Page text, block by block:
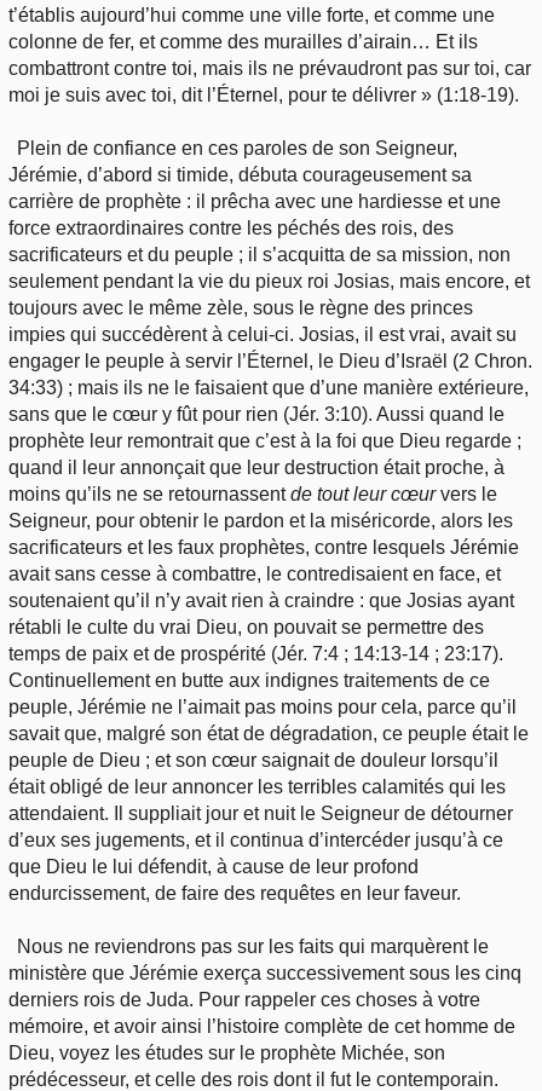
t’établis aujourd’hui comme une ville forte, et comme une
colonne de fer, et comme des murailles d’airain… Et ils
combattront contre toi, mais ils ne prévaudront pas sur toi, car
moi je suis avec toi, dit l’Éternel, pour te délivrer » (1:18-19).
Plein de confiance en ces paroles de son Seigneur,
Jérémie, d’abord si timide, débuta courageusement sa
carrière de prophète : il prêcha avec une hardiesse et une
force extraordinaires contre les péchés des rois, des
sacrificateurs et du peuple ; il s’acquitta de sa mission, non
seulement pendant la vie du pieux roi Josias, mais encore, et
toujours avec le même zèle, sous le règne des princes
impies qui succédèrent à celui-ci. Josias, il est vrai, avait su
engager le peuple à servir l’Éternel, le Dieu d’Israël (2 Chron.
34:33) ; mais ils ne le faisaient que d’une manière extérieure,
sans que le cœur y fût pour rien (Jér. 3:10). Aussi quand le
prophète leur remontrait que c’est à la foi que Dieu regarde ;
quand il leur annonçait que leur destruction était proche, à
moins qu’ils ne se retournassentde tout leur cœurvers le
Seigneur, pour obtenir le pardon et la miséricorde, alors les
sacrificateurs et les faux prophètes, contre lesquels Jérémie
avait sans cesse à combattre, le contredisaient en face, et
soutenaient qu’il n’y avait rien à craindre : que Josias ayant
rétabli le culte du vrai Dieu, on pouvait se permettre des
temps de paix et de prospérité (Jér. 7:4 ; 14:13-14 ; 23:17).
Continuellement en butte aux indignes traitements de ce
peuple, Jérémie ne l’aimait pas moins pour cela, parce qu’il
savait que, malgré son état de dégradation, ce peuple était le
peuple de Dieu ; et son cœur saignait de douleur lorsqu’il
était obligé de leur annoncer les terribles calamités qui les
attendaient. Il suppliait jour et nuit le Seigneur de détourner
d’eux ses jugements, et il continua d’intercéder jusqu’à ce
que Dieu le lui défendit, à cause de leur profond
endurcissement, de faire des requêtes en leur faveur.
Nous ne reviendrons pas sur les faits qui marquèrent le
ministère que Jérémie exerça successivement sous les cinq
derniers rois de Juda. Pour rappeler ces choses à votre
mémoire, et avoir ainsi l’histoire complète de cet homme de
Dieu, voyez les études sur le prophète Michée, son
prédécesseur, et celle des rois dont il fut le contemporain.